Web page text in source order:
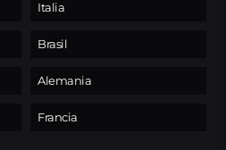
Italia
Brasil
Alemania
Francia